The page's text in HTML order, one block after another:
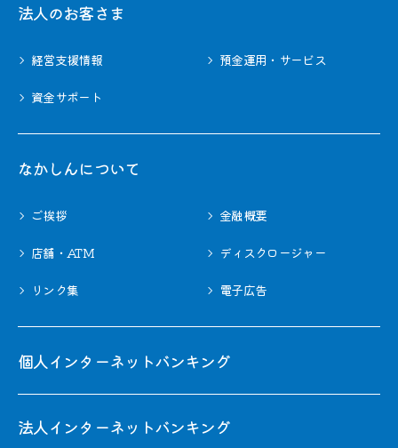
法⼈のお客さま
経営支援情報 預金運用・サービス
資金サポート
なかしんについて
ご挨拶 金融概要
店舗・ATM ディスクロージャー
リンク集 電子広告
個人インターネットバンキング
法人インターネットバンキング